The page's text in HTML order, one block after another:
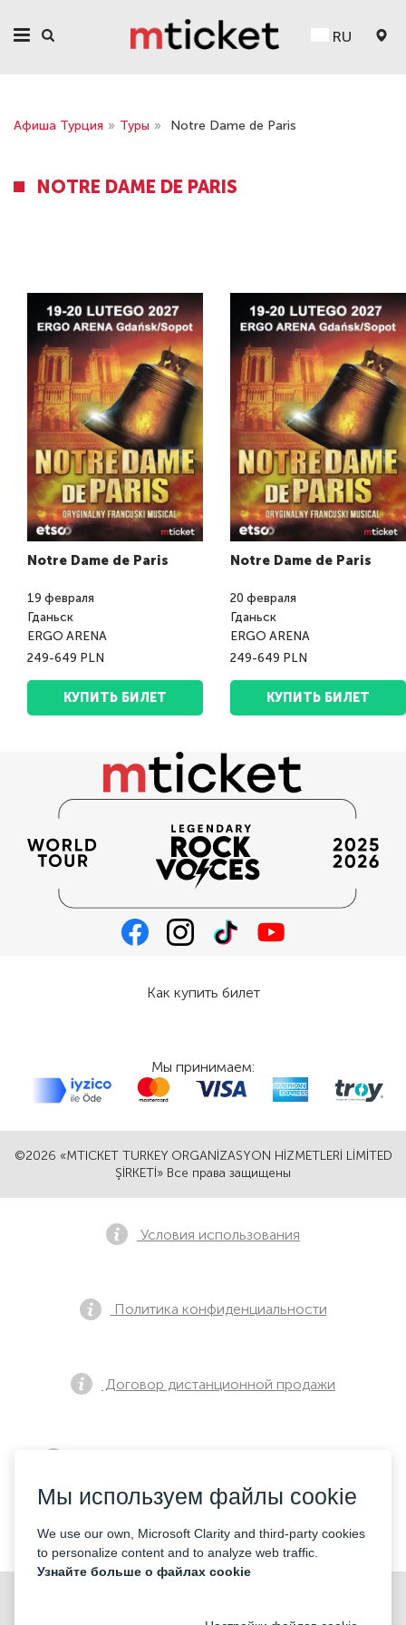
RU
Афиша Турция » Туры » Notre Dame de Paris
NOTRE DAME DE PARIS
Notre Dame de Paris
19 февраля
Гданьск
ERGO ARENA
249-649 PLN
КУПИТЬ БИЛЕТ
Notre Dame de Paris
20 февраля
Гданьск
ERGO ARENA
249-649 PLN
КУПИТЬ БИЛЕТ
©2026 «MTICKET TURKEY ORGANİZASYON HİZMETLERİ LİMİTED
ŞİRKETİ» Все права защищены
Как купить билет
Мы принимаем:
Условия использования
Политика конфиденциальности
Договор дистанционной продажи
Контакты
Мы используем файлы cookie
We use our own, Microsoft Clarity and third-party cookies
to personalize content and to analyze web traffic.
Узнайте больше о файлах cookie